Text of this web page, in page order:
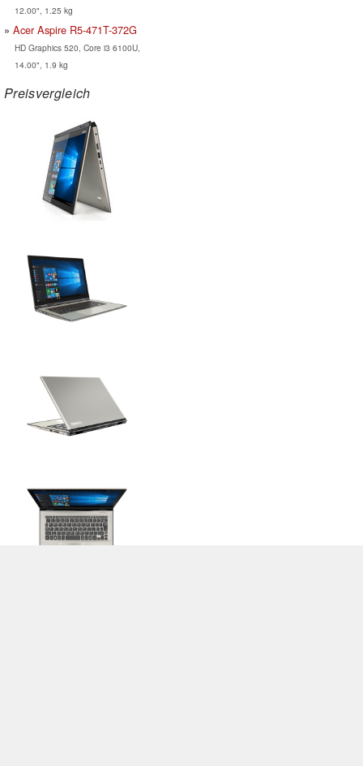
12.00", 1.25 kg
Acer Aspire R5-471T-372G
HD Graphics 520, Core i3 6100U,
14.00", 1.9 kg
Preisvergleich